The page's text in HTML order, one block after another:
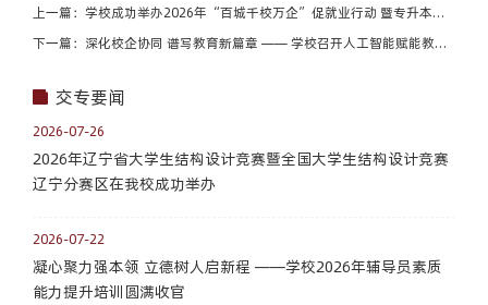
上一篇：学校成功举办2026年“百城千校万企”促就业行动 暨专升本学
生专场招聘会
下一篇：深化校企协同 谱写教育新篇章 —— 学校召开人工智能赋能教育
交专要闻
2026-07-26
2026年辽宁省大学生结构设计竞赛暨全国大学生结构设计竞赛
辽宁分赛区在我校成功举办
2026-07-22
凝心聚力强本领 立德树人启新程 ——学校2026年辅导员素质
能力提升培训圆满收官